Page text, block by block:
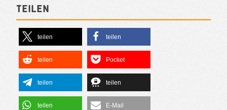
Teilen
teilen teilen
teilen Pocket
teilen teilen
teilen E-Mail